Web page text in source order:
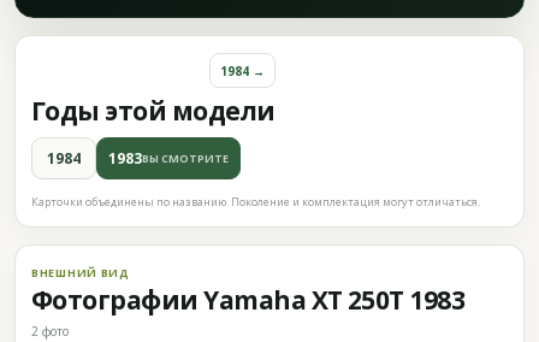
Годы этой модели
1984 →
1984 1983ВЫ СМОТРИТЕ
Карточки объединены по названию. Поколение и комплектация могут отличаться.
ВНЕШНИЙ ВИД
Фотографии Yamaha XT 250T 1983
2 фото